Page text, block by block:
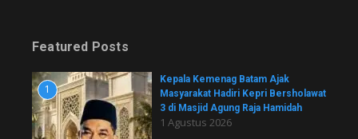
Featured Posts
1
Kepala Kemenag Batam Ajak
Masyarakat Hadiri Kepri Bersholawat
3 di Masjid Agung Raja Hamidah
1 Agustus 2026